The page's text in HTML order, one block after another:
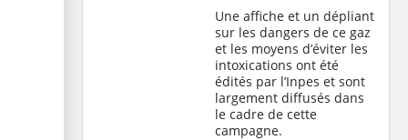
Une affiche et un dépliant
sur les dangers de ce gaz
et les moyens d’éviter les
intoxications ont été
édités par l’Inpes et sont
largement diffusés dans
le cadre de cette
campagne.